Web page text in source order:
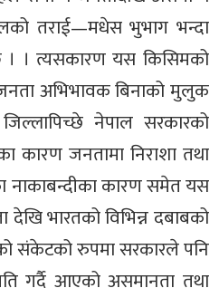
तराई—मधेस भुभाग भन्दा
। । त्यसकारण यस किसिमको
जनता अभिभावक बिनाको मुलुक
नेपाल सरकारको
कारण जनतामा निराशा तथा
नाकाबन्दीका कारण समेत यस
देखि भारतको विभिन्न दबाबको
संकेटको रुपमा सरकारले पनि
गर्दै आएको असमानता तथा